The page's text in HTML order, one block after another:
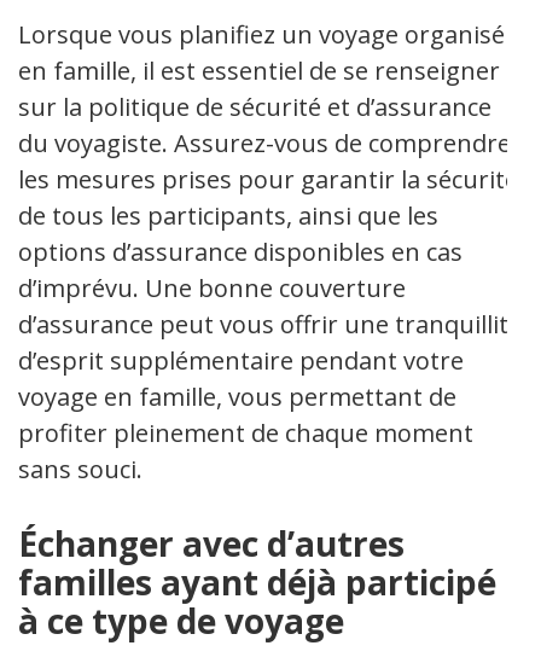
Lorsque vous planifiez un voyage organisé
en famille, il est essentiel de se renseigner
sur la politique de sécurité et d’assurance
du voyagiste. Assurez-vous de comprendre
les mesures prises pour garantir la sécurité
de tous les participants, ainsi que les
options d’assurance disponibles en cas
d’imprévu. Une bonne couverture
d’assurance peut vous offrir une tranquillité
d’esprit supplémentaire pendant votre
voyage en famille, vous permettant de
profiter pleinement de chaque moment
sans souci.
Échanger avec d’autres
familles ayant déjà participé
à ce type de voyage